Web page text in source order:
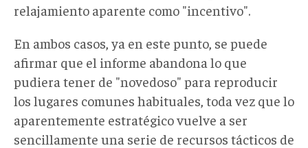
relajamiento aparente como "incentivo".
En ambos casos, ya en este punto, se puede
afirmar que el informe abandona lo que
pudiera tener de "novedoso" para reproducir
los lugares comunes habituales, toda vez que lo
aparentemente estratégico vuelve a ser
sencillamente una serie de recursos tácticos de